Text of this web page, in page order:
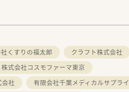
くすりの福太郎
クラフト株式会社
株式会社コスモファーマ東京
社
有限会社千葉メディカルサプライ